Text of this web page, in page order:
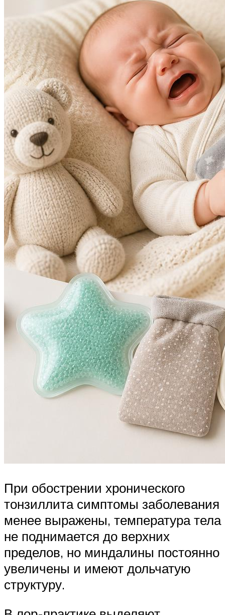
При обострении хронического
тонзиллита симптомы заболевания
менее выражены, температура тела
не поднимается до верхних
пределов, но миндалины постоянно
увеличены и имеют дольчатую
структуру.